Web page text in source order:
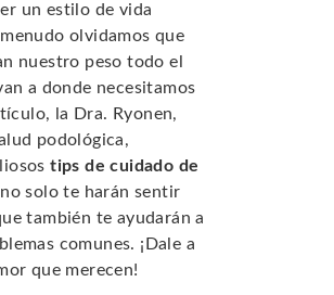
un estilo de vida
olvidamos que
nuestro peso todo el
a donde necesitamos
la Dra. Ryonen,
podológica,
tips de cuidado de
solo te harán sentir
también te ayudarán a
comunes. ¡Dale a
que merecen!